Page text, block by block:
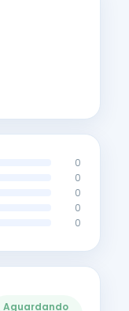
0
0
0
0
0
Aguardando